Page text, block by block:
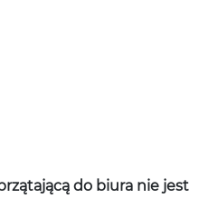
do biura nie jest